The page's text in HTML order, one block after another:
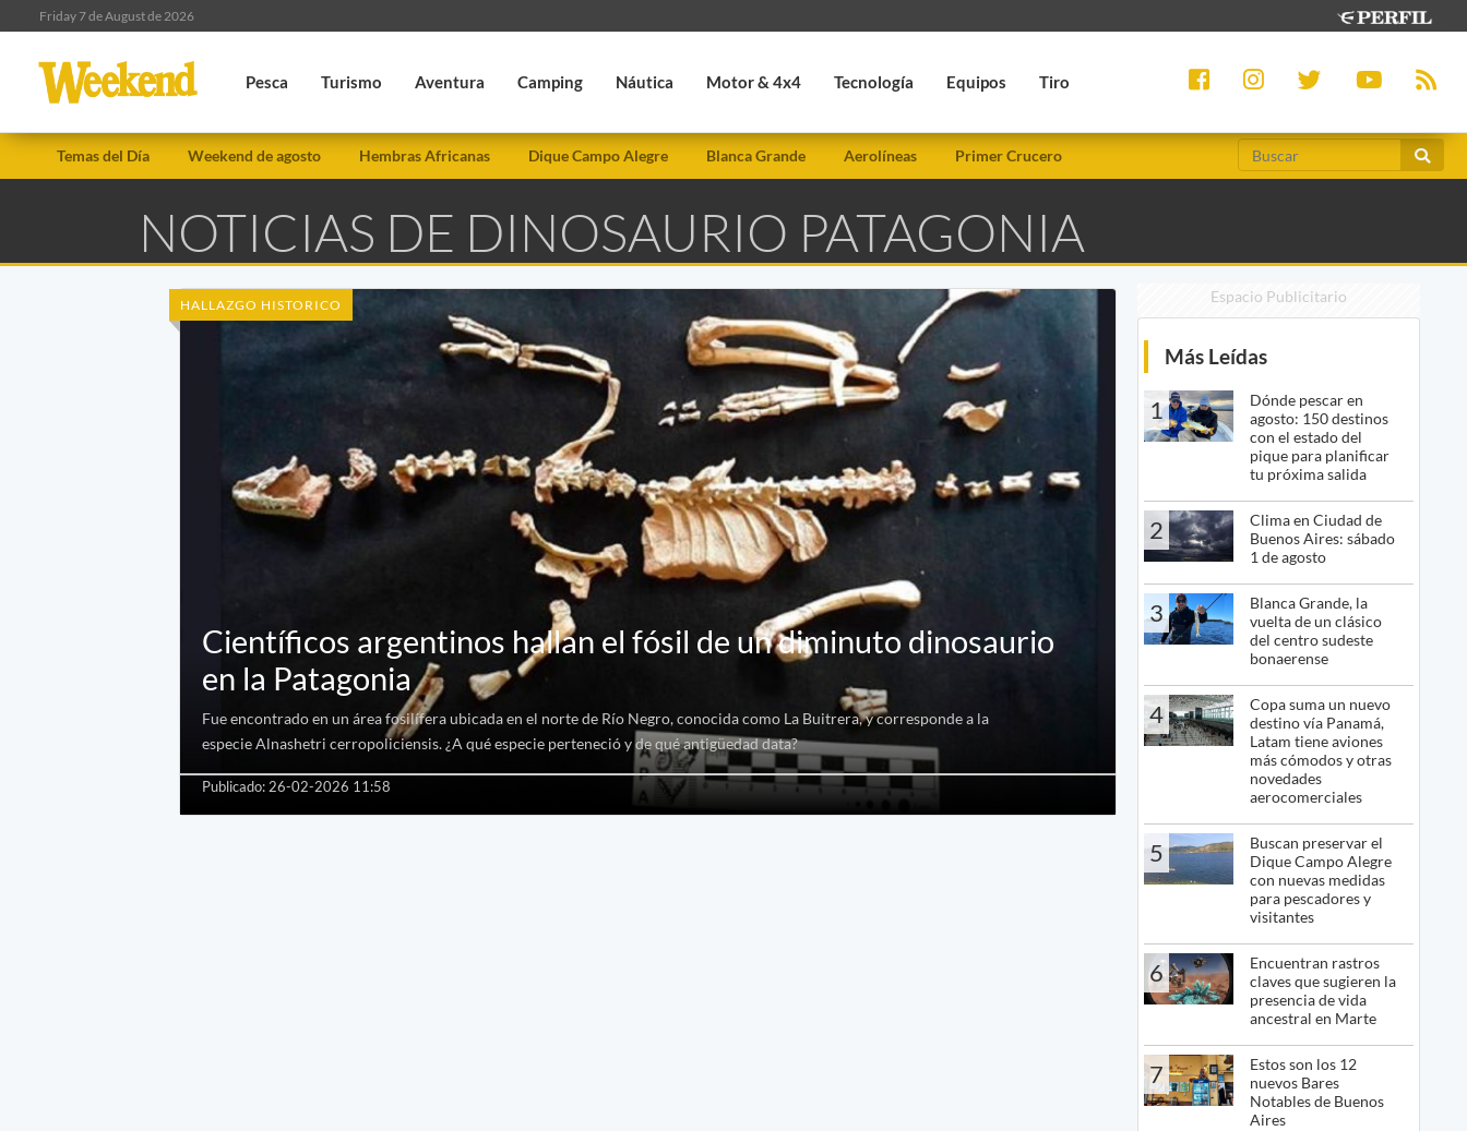
Friday 7 de August de 2026
Pesca Turismo Aventura Camping Náutica Motor & 4x4 Tecnología Equipos Tiro
Temas del Día Weekend de agosto Hembras Africanas Dique Campo Alegre Blanca Grande Aerolíneas Primer Crucero
NOTICIAS DE DINOSAURIO PATAGONIA
HALLAZGO HISTORICO
Científicos argentinos hallan el fósil de un diminuto dinosaurio
en la Patagonia
Fue encontrado en un área fosilífera ubicada en el norte de Río Negro, conocida como La Buitrera, y corresponde a la
especie Alnashetri cerropoliciensis. ¿A qué especie perteneció y de qué antigüedad data?
Publicado: 26-02-2026 11:58
Espacio Publicitario
Más Leídas
1
Dónde pescar en
agosto: 150 destinos
con el estado del
pique para planificar
tu próxima salida
2
Clima en Ciudad de
Buenos Aires: sábado
1 de agosto
3
Blanca Grande, la
vuelta de un clásico
del centro sudeste
bonaerense
4
Copa suma un nuevo
destino vía Panamá,
Latam tiene aviones
más cómodos y otras
novedades
aerocomerciales
5
Buscan preservar el
Dique Campo Alegre
con nuevas medidas
para pescadores y
visitantes
6
Encuentran rastros
claves que sugieren la
presencia de vida
ancestral en Marte
7
Estos son los 12
nuevos Bares
Notables de Buenos
Aires